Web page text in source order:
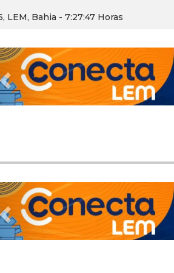
LEM, Bahia - 7:27:47 Horas
Previous
Previous